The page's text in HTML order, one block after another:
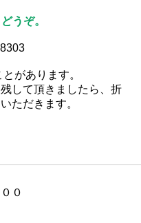
うぞ。
があります。
して頂きましたら、折
ただきます。
０